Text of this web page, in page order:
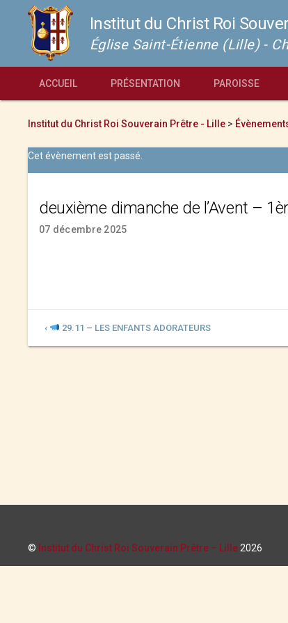
Institut du Christ Roi
Église Saint-Étienne (Lille) -
ACCUEIL PRÉSENTATION PAROISSE
Institut du Christ Roi Souverain Prêtre - Lille >
Cet évènement est passé.
deuxième dimanche de l’Avent –
07 décembre 2025
‹ 29.11 – LES ENFANTS ADORATEURS
© Institut du Christ Roi Souverain Prêtre – Lille 2026